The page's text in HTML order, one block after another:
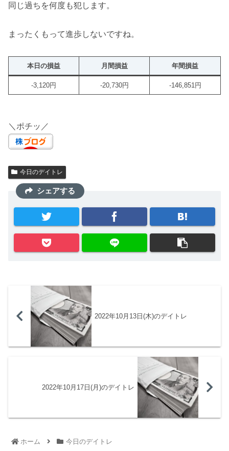
同じ過ちを何度も犯します。
まったくもって進歩しないですね。
本日の損益 月間損益 年間損益
-3,120円 -20,730円 -146,851円
＼ポチッ／
今日のデイトレ
シェアする
2022年10月13日(木)のデイトレ
2022年10月17日(月)のデイトレ
ホーム 今日のデイトレ